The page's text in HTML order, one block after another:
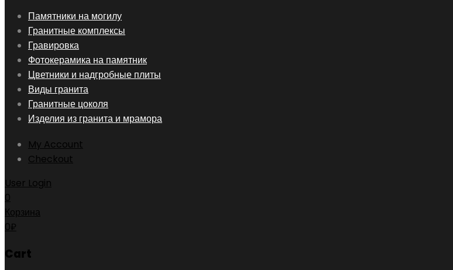
Skip
content
Памятники на могилу
Гранитные комплексы
Гравировка
Фотокерамика на памятник
Цветники и надгробные плиты
Виды гранита
Гранитные цоколя
Изделия из гранита и мрамора
My Account
Checkout
User Login
0
Корзина
0₽
Cart